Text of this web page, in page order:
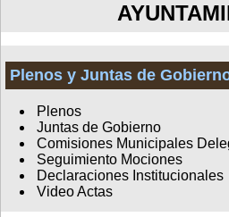
Plenos y Juntas de
Plenos
Juntas de Gobierno
Comisiones Municipales
Seguimiento Mociones
Declaraciones Institucionales
Video Actas